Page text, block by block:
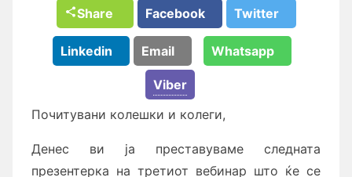
Share Facebook Twitter
Linkedin Email Whatsapp
Viber
Почитувани колешки и колеги,
Денес ви ја преставуваме следната
презентерка на третиот вебинар што ќе се